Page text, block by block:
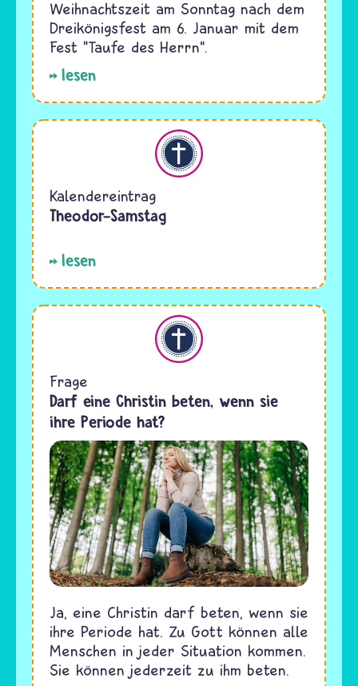
Weihnachtszeit am Sonntag nach dem
Dreikönigsfest am 6. Januar mit dem
Fest "Taufe des Herrn“.
lesen
Christentum
Kalendereintrag
Theodor-Samstag
lesen
Christentum
Frage
Darf eine Christin beten, wenn sie
ihre Periode hat?
Ja, eine Christin darf beten, wenn sie
ihre Periode hat. Zu Gott können alle
Menschen in jeder Situation kommen.
Sie können jederzeit zu ihm beten.